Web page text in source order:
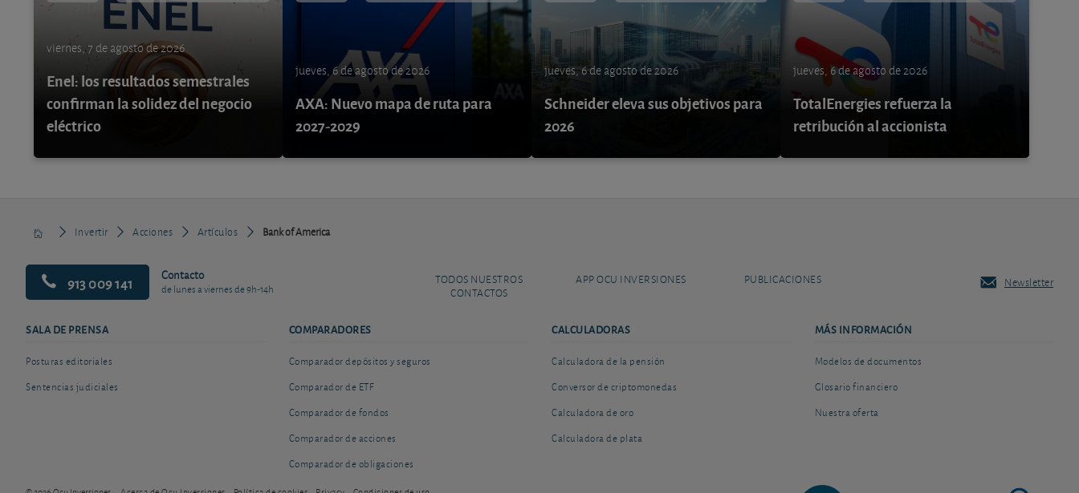
viernes, 7 de agosto de 2026
Enel: los resultados semestrales
confirman la solidez del negocio
eléctrico
jueves, 6 de agosto de 2026
AXA: Nuevo mapa de ruta para
2027-2029
jueves, 6 de agosto de 2026
Schneider eleva sus objetivos para
2026
jueves, 6 de agosto de 2026
TotalEnergies refuerza la
retribución al accionista
Invertir Acciones Artículos Bank of America
913 009 141 Contacto
de lunes a viernes de 9h-14h
TODOS NUESTROS
CONTACTOS
APP OCU INVERSIONES PUBLICACIONES Newsletter
SALA DE PRENSA
Posturas editoriales
Sentencias judiciales
COMPARADORES
Comparador depósitos y seguros
Comparador de ETF
Comparador de fondos
Comparador de acciones
Comparador de obligaciones
CALCULADORAS
Calculadora de la pensión
Conversor de criptomonedas
Calculadora de oro
Calculadora de plata
MÁS INFORMACIÓN
Modelos de documentos
Glosario financiero
Nuestra oferta